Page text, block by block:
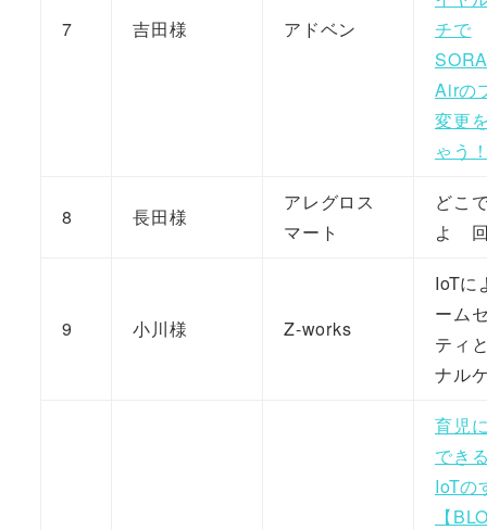
7 吉田様 アドベン
チで
Airの
変更
ゃう
8 長田様
アレグロス
マート
どこ
よ
9 小川様 Z-works
IoTに
ーム
ティ
ナル
育児
でき
IoTの
【